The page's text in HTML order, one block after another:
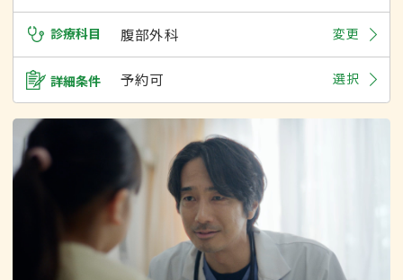
診療科目 腹部外科 変更
詳細条件 予約可 選択